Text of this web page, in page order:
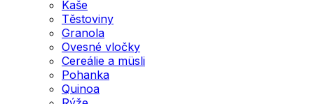
Kaše
Těstoviny
Granola
Ovesné vločky
Cereálie a müsli
Pohanka
Quinoa